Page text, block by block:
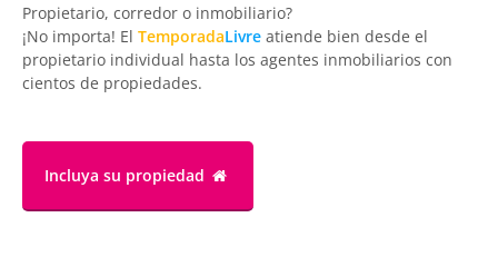
Propietario, corredor o inmobiliario?
¡No importa! El TemporadaLivre atiende bien desde el
propietario individual hasta los agentes inmobiliarios con
cientos de propiedades.
Incluya su propiedad